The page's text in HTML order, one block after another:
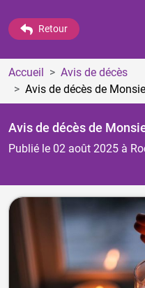
Retour
Accueil
Avis de décès
Avis de décès de
Avis de décès de
Publié le 02 août 2025 à